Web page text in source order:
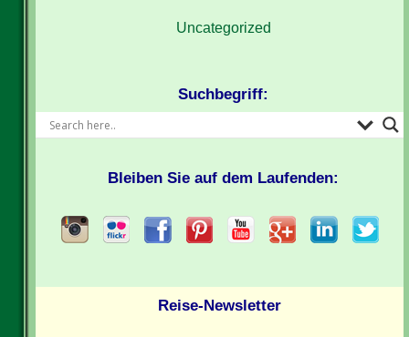
Uncategorized
Suchbegriff:
Bleiben Sie auf dem Laufenden:
Reise-Newsletter